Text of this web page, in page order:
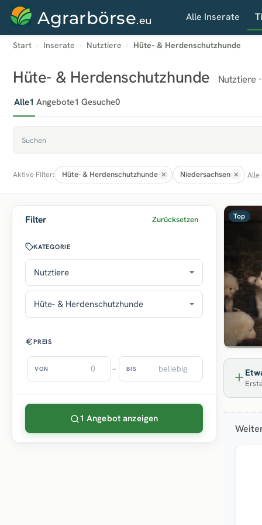
Agrarbörse.eu Alle Inserate
Start Inserate Nutztiere Hüte- & Herdenschutzhunde
Hüte- & Herdenschutzhunde Nutztiere
Alle1 Angebote1 Gesuche0
Aktive Filter: Hüte- & Herdenschutzhunde Niedersachsen Alle
Filter Zurücksetzen
KATEGORIE
Nutztiere
Hüte- & Herdenschutzhunde
PREIS
VON – BIS
1 Angebot anzeigen
Top